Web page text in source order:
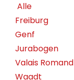
Alle
Freiburg
Genf
Jurabogen
Valais Romand
Waadt